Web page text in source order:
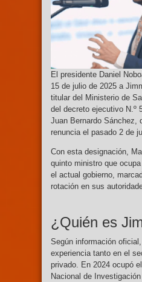
El presidente Daniel
15 de julio de 2025 a
titular del Ministerio de
del decreto ejecutivo N.º
Juan Bernardo Sánchez,
renuncia el pasado 2 de
Con esta designación,
quinto ministro que
el actual gobierno,
rotación en sus
¿Quién es
Según información
experiencia tanto en el
privado. En 2024 ocupó
Nacional de